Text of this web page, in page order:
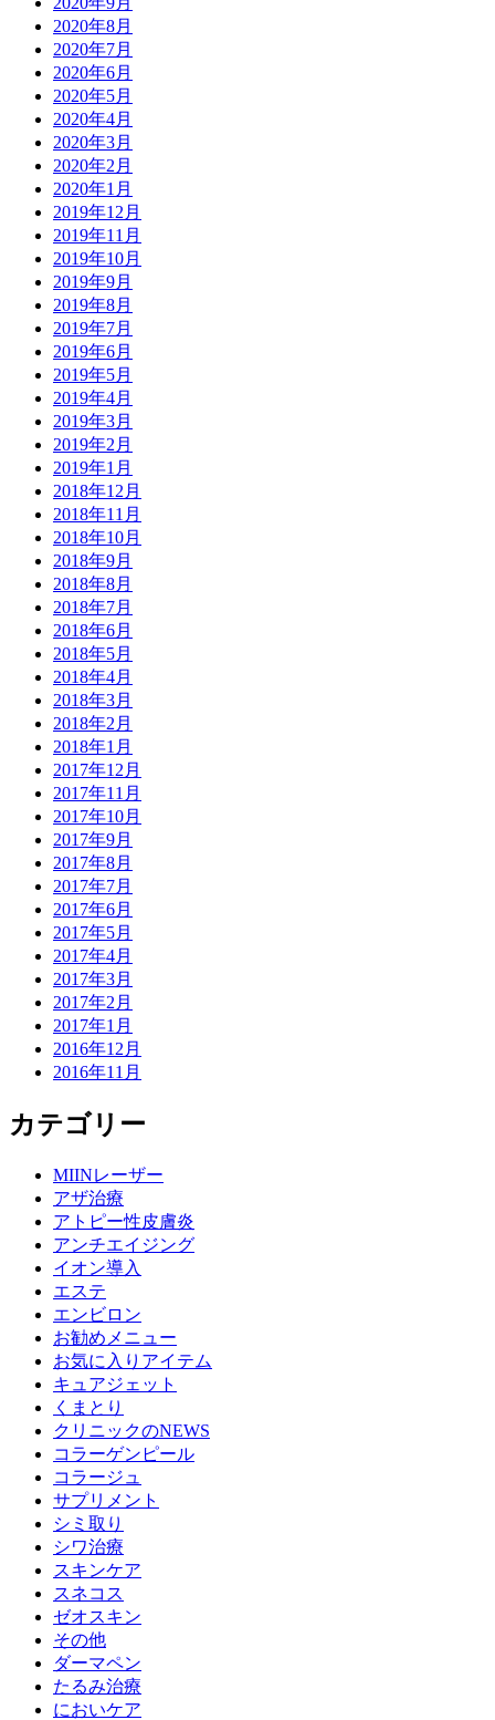
2020年8月
2020年7月
2020年6月
2020年5月
2020年4月
2020年3月
2020年2月
2020年1月
2019年12月
2019年11月
2019年10月
2019年9月
2019年8月
2019年7月
2019年6月
2019年5月
2019年4月
2019年3月
2019年2月
2019年1月
2018年12月
2018年11月
2018年10月
2018年9月
2018年8月
2018年7月
2018年6月
2018年5月
2018年4月
2018年3月
2018年2月
2018年1月
2017年12月
2017年11月
2017年10月
2017年9月
2017年8月
2017年7月
2017年6月
2017年5月
2017年4月
2017年3月
2017年2月
2017年1月
2016年12月
2016年11月
カテゴリー
MIINレーザー
アザ治療
アトピー性皮膚炎
アンチエイジング
イオン導入
エステ
エンビロン
お勧めメニュー
お気に入りアイテム
キュアジェット
くまとり
クリニックのNEWS
コラーゲンピール
コラージュ
サプリメント
シミ取り
シワ治療
スキンケア
スネコス
ゼオスキン
その他
ダーマペン
たるみ治療
においケア